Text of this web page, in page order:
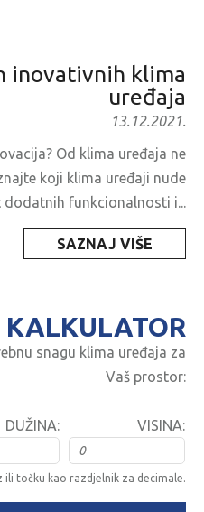
inovativnih klima
uređaja
13.12.2021.
Od klima uređaja ne
koji klima uređaji nude
dodatnih funkcionalnosti i...
SAZNAJ VIŠE
KALKULATOR
snagu klima uređaja za
Vaš prostor:
DUŽINA: VISINA:
ili točku kao razdjelnik za decimale.